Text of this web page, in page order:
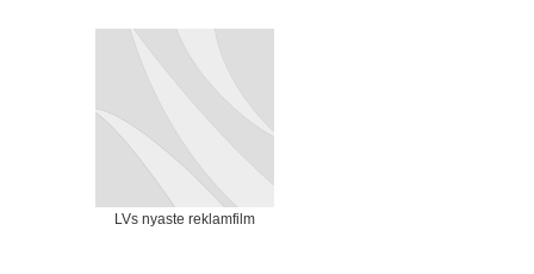
LVs nyaste reklamfilm